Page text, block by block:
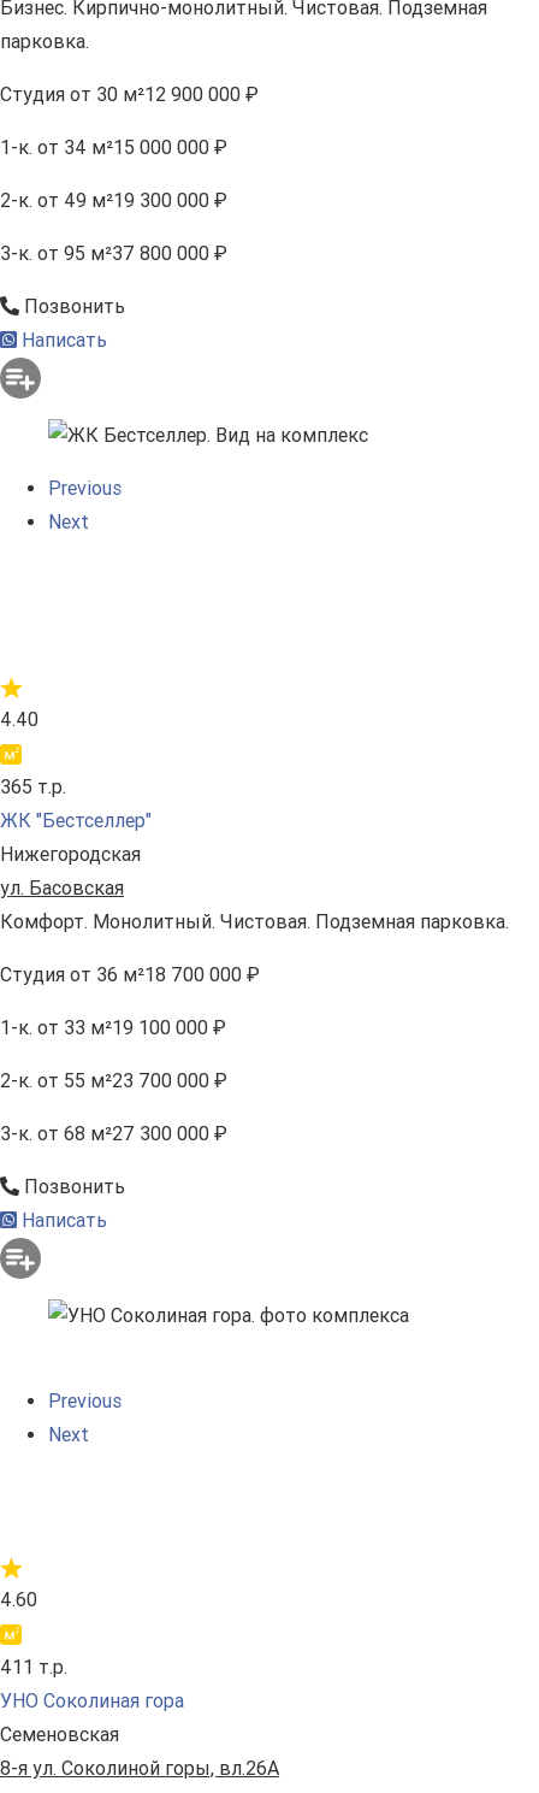
Бизнес. Кирпично-монолитный. Чистовая. Подземная
парковка.
Студия от 30 м²12 900 000 ₽
1-к. от 34 м²15 000 000 ₽
2-к. от 49 м²19 300 000 ₽
3-к. от 95 м²37 800 000 ₽
Позвонить
Написать
Previous
Next
4.40
365 т.р.
ЖК "Бестселлер"
Нижегородская
ул. Басовская
Комфорт. Монолитный. Чистовая. Подземная парковка.
Студия от 36 м²18 700 000 ₽
1-к. от 33 м²19 100 000 ₽
2-к. от 55 м²23 700 000 ₽
3-к. от 68 м²27 300 000 ₽
Позвонить
Написать
Previous
Next
4.60
411 т.р.
УНО Соколиная гора
Семеновская
8-я ул. Соколиной горы, вл.26А